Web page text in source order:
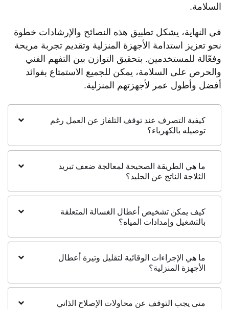
السلامة.
في النهاية، يشكل تطبيق هذه النصائح والإرشادات خطوة
نحو تعزيز استدامة الأجهزة المنزلية وتقديم تجربة مريحة
وفعّالة للمستخدمين. بتحقيق التوازن بين التفهم الفني
والحرص على السلامة، يمكن للجميع الاستمتاع بفوائد
أفضل وأطول عمر لأجهزتهم المنزلية.
كيفية التصرف عند توقف التلفاز عن العمل رغم
توصيله بالكهرباء؟
ما هي الطريقة الصحيحة لمعالجة ضعف تبريد
الثلاجة الناتج عن الجليد؟
كيف يمكن تشخيص أعطال الغسالة المتعلقة
بالتشغيل وإمدادات المياه؟
ما هي الإجراءات الوقائية لتقليل وتيرة أعطال
الأجهزة المنزلية؟
متى يجب التوقف عن محاولات الإصلاح الذاتي